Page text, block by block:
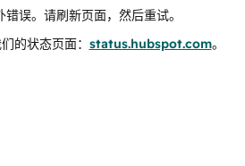
误。请刷新页面，然后重试。
的状态页面： status.hubspot.com。